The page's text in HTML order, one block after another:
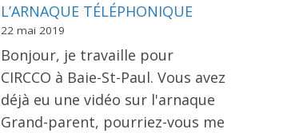
L’ARNAQUE TÉLÉPHONIQUE
22 mai 2019
Bonjour, je travaille pour
CIRCCO à Baie-St-Paul. Vous avez
déjà eu une vidéo sur l'arnaque
Grand-parent, pourriez-vous me